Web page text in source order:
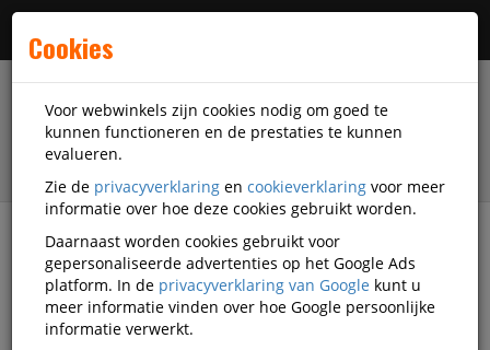
filter
Kantoorartikelen Mappen
Sorteermappen
Leitz
Q1398113
Cookies
Voor webwinkels zijn cookies nodig om goed te
kunnen functioneren en de prestaties te kunnen
evalueren.
Zie de privacyverklaring en cookieverklaring voor meer
informatie over hoe deze cookies gebruikt worden.
Daarnaast worden cookies gebruikt voor
gepersonaliseerde advertenties op het Google Ads
platform. In de privacyverklaring van Google kunt u
meer informatie vinden over hoe Google persoonlijke
informatie verwerkt.